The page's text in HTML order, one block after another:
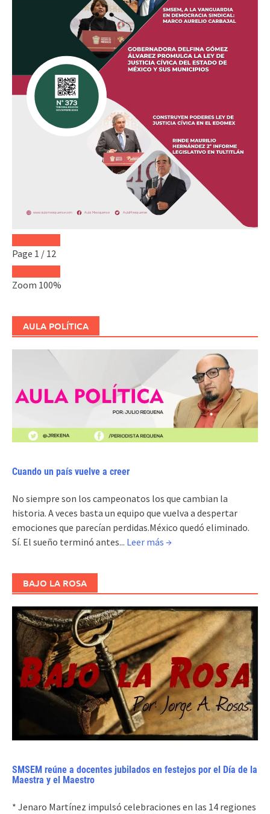
Page 1 / 12
Zoom 100%
AULA POLÍTICA
Cuando un país vuelve a creer
No siempre son los campeonatos los que cambian la
historia. A veces basta un equipo que vuelva a despertar
emociones que parecían perdidas.México quedó eliminado.
Sí. El sueño terminó antes... Leer más →
BAJO LA ROSA
SMSEM reúne a docentes jubilados en festejos por el Día de la
Maestra y el Maestro
* Jenaro Martínez impulsó celebraciones en las 14 regiones